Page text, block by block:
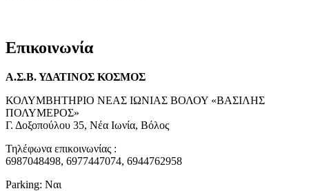
Επικοινωνία
Α.Σ.Β. ΥΔΑΤΙΝΟΣ ΚΟΣΜΟΣ
ΚΟΛΥΜΒΗΤΗΡΙΟ ΝΕΑΣ ΙΩΝΙΑΣ ΒΟΛΟΥ «ΒΑΣΙΛΗΣ
ΠΟΛΥΜΕΡΟΣ»
Γ. Δοξοπούλου 35, Νέα Ιωνία, Βόλος
Τηλέφωνα επικοινωνίας :
6987048498, 6977447074, 6944762958
Parking: Ναι